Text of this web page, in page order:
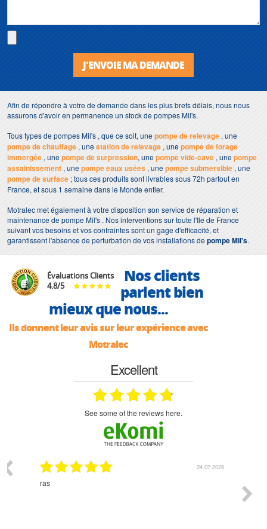
J'ENVOIE MA DEMANDE
Afin de répondre à votre de demande dans les plus brefs délais, nous nous
assurons d'avoir en permanence un stock de pompes Mil's.
Tous types de pompes Mil's , que ce soit, unepompe de relevage , une
pompe de chauffage , unestation de relevage , unepompe de forage
immergée , unepompe de surpression, unepompe vide-cave , unepompe
assainissement , unepompe eaux usées , unepompe submersible , une
pompe de surface ; tous ces produits sont livrables sous 72h partout en
France, et sous 1 semaine dans le Monde entier.
Motralec met également à votre disposition son service de réparation et
maintenance de pompe Mil's . Nos interventions sur toute l'Ile de France
suivant vos besoins et vos contraintes sont un gage d'efficacité, et
garantissent l'absence de perturbation de vos installations depompe Mil's.
Évaluations Clients
4.8/5
Nos clients
parlent bien
mieux que nous...
Ils donnent leur avis sur leur expérience avec
Motralec
Excellent
see some of the reviews here.
18.07.2026
Monsieur Delhaye est une personne disponible, à